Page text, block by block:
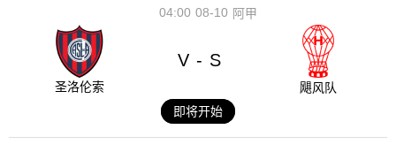
08-10
04:00 阿甲
圣洛伦索
V - S
飓风队
即将开始